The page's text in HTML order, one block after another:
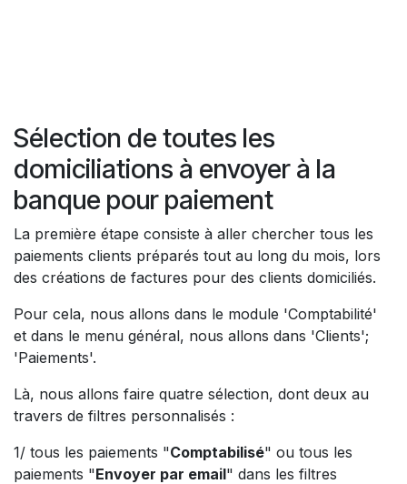
Sélection de toutes les
domiciliations à envoyer à la
banque pour paiement
La première étape consiste à aller chercher tous les
paiements clients préparés tout au long du mois, lors
des créations de factures pour des clients domiciliés.
Pour cela, nous allons dans le module 'Comptabilité'
et dans le menu général, nous allons dans 'Clients';
'Paiements'.
Là, nous allons faire quatre sélection, dont deux au
travers de filtres personnalisés :
1/ tous les paiements "Comptabilisé" ou tous les
paiements "Envoyer par email" dans les filtres